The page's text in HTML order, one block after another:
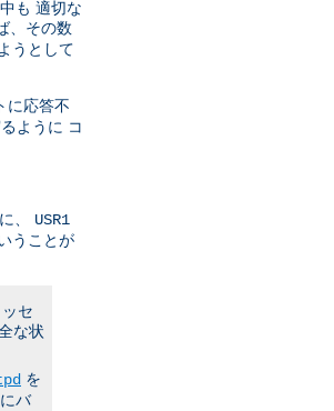
も 適切な
、その数
うとして
に応答不
ように コ
、 USR1
うことが
セ
な状
を
バ